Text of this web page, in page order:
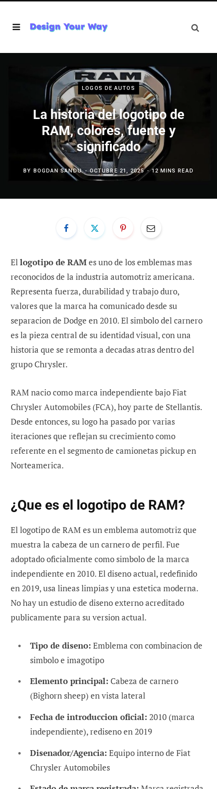
LOGOS DE AUTOS
La historia del logotipo de
RAM, colores, fuente y
significado
BY BOGDAN SANDU OCTUBRE 21, 2025 12 MINS READ
Ellogotipo de RAMes uno de los emblemas mas
reconocidos de la industria automotriz americana.
Representa fuerza, durabilidad y trabajo duro,
valores que la marca ha comunicado desde su
separacion de Dodge en 2010. El simbolo del carnero
es la pieza central de su identidad visual, con una
historia que se remonta a decadas atras dentro del
grupo Chrysler.
RAM nacio como marca independiente bajo Fiat
Chrysler Automobiles (FCA), hoy parte de Stellantis.
Desde entonces, su logo ha pasado por varias
iteraciones que reflejan su crecimiento como
referente en el segmento de camionetas pickup en
Norteamerica.
¿Que es el logotipo de RAM?
El logotipo de RAM es un emblema automotriz que
muestra la cabeza de un carnero de perfil. Fue
adoptado oficialmente como simbolo de la marca
independiente en 2010. El diseno actual, redefinido
en 2019, usa lineas limpias y una estetica moderna.
No hay un estudio de diseno externo acreditado
publicamente para su version actual.
Tipo de diseno: Emblema con combinacion de
simbolo e imagotipo
Elemento principal: Cabeza de carnero
(Bighorn sheep) en vista lateral
Fecha de introduccion oficial: 2010 (marca
independiente), rediseno en 2019
Disenador/Agencia: Equipo interno de Fiat
Chrysler Automobiles